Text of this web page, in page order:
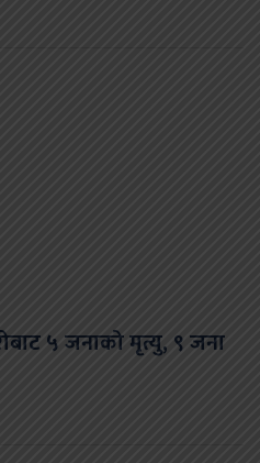
५ जनाको मृत्यु, ९ जना